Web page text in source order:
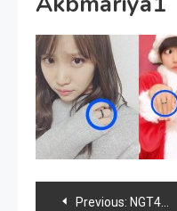
Navegación
Previous: NGT48 anuncia apertura de teatro, AKB-Sailor Moon, y news 48